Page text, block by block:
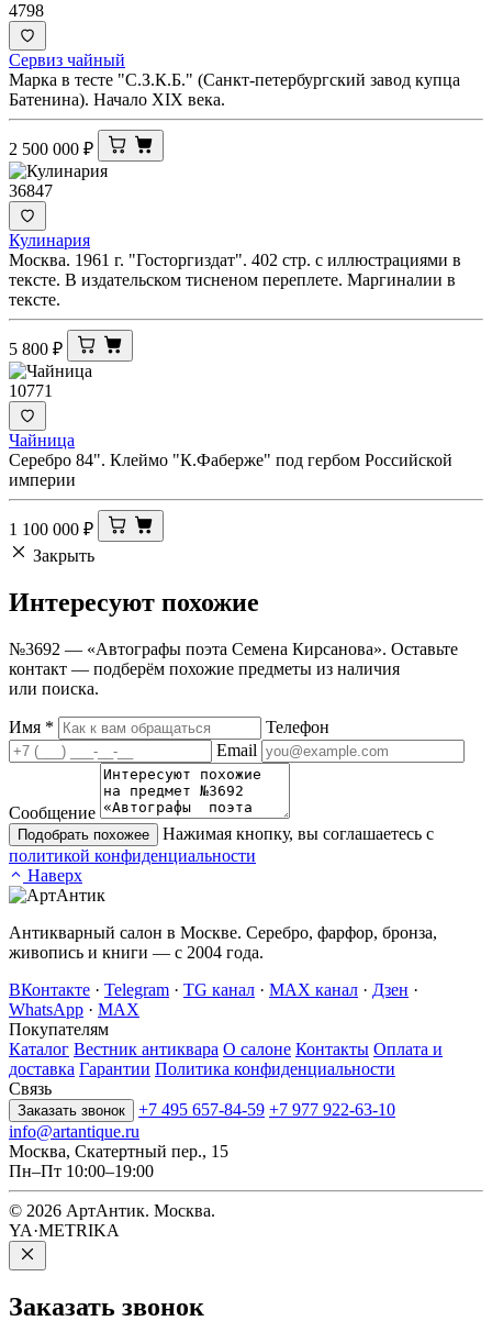
4798
Сервиз чайный
Марка в тесте "С.З.К.Б." (Санкт-петербургский завод купца
Батенина). Начало XIX века.
2 500 000 ₽
36847
Кулинария
Москва. 1961 г. "Госторгиздат". 402 стр. с иллюстрациями в
тексте. В издательском тисненом переплете. Маргиналии в
тексте.
5 800 ₽
10771
Чайница
Серебро 84". Клеймо "К.Фаберже" под гербом Российской
империи
1 100 000 ₽
Закрыть
Интересуют похожие
№3692 — «Автографы поэта Семена Кирсанова». Оставьте
контакт — подберём похожие предметы из наличия
или поиска.
Имя *
Телефон
Email
Сообщение
Подобрать похожее
Нажимая кнопку, вы соглашаетесь с
политикой конфиденциальности
Наверх
Антикварный салон в Москве. Серебро, фарфор, бронза,
живопись и книги — с 2004 года.
ВКонтакте · Telegram · TG канал · MAX канал · Дзен ·
WhatsApp · MAX
Покупателям
Каталог Вестник антиквара О салоне Контакты Оплата и
доставка Гарантии Политика конфиденциальности
Связь
Заказать звонок +7 495 657-84-59 +7 977 922-63-10
info@artantique.ru
Москва, Скатертный пер., 15
Пн–Пт 10:00–19:00
© 2026 АртАнтик. Москва.
YA·METRIKA
Заказать звонок